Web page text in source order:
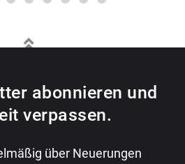
abonnieren und
verpassen.
über Neuerungen